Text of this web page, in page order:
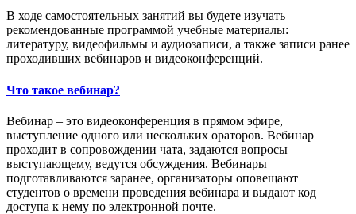
В ходе самостоятельных занятий вы будете изучать
рекомендованные программой учебные материалы:
литературу, видеофильмы и аудиозаписи, а также записи ранее
проходивших вебинаров и видеоконференций.
Что такое вебинар?
Вебинар – это видеоконференция в прямом эфире,
выступление одного или нескольких ораторов. Вебинар
проходит в сопровождении чата, задаются вопросы
выступающему, ведутся обсуждения. Вебинары
подготавливаются заранее, организаторы оповещают
студентов о времени проведения вебинара и выдают код
доступа к нему по электронной почте.